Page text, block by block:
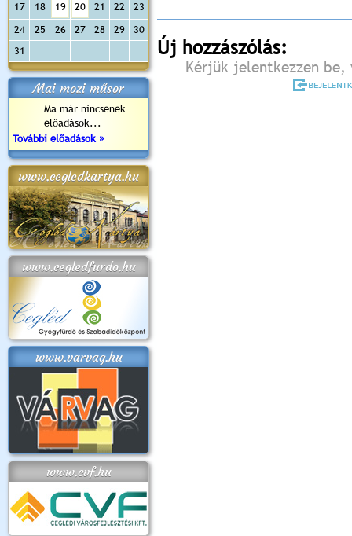
17 18 19 20 21 22
23
24
25 26 27 28 29
30
31
Mai mozi műsor
Ma már nincsenek
előadások...
További előadások »
www.cegledkartya.hu
www.cegledfurdo.hu
www.varvag.hu
www.cvf.hu
Új hozzászólás:
Kérjük jelentkezzen be,